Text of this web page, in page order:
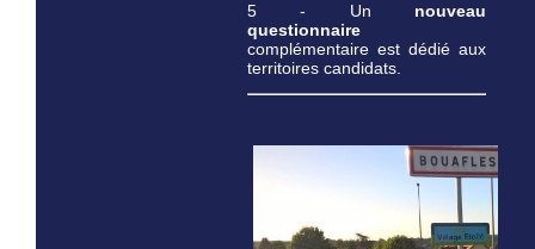
5 - Un nouveau
questionnaire
complémentaire est dédié aux
territoires candidats.